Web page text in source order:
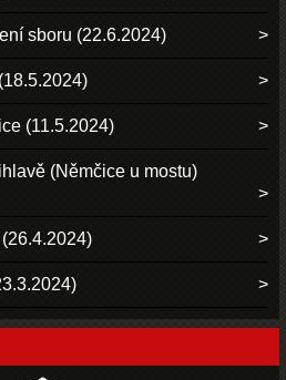
sboru (22.6.2024)
(11.5.2024)
(Němčice u mostu)